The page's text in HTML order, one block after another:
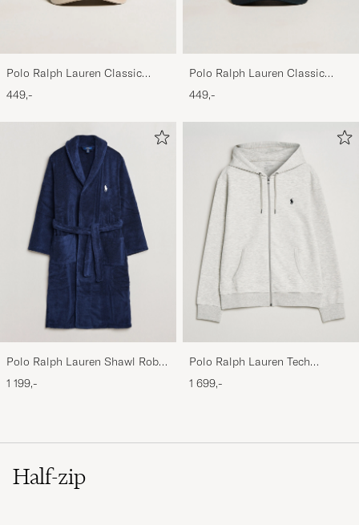
Polo Ralph Lauren Classic
Sports Cap Beige
449,-
Polo Ralph Lauren Classic
Sports Cap Black
449,-
Polo Ralph Lauren Shawl Robe
Navy
1 199,-
Polo Ralph Lauren Tech
Performance Full Zip Light
Sport Heather
1 699,-
Half-zip